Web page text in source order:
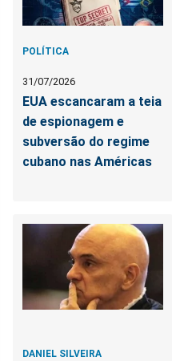
POLÍTICA
31/07/2026
EUA escancaram a teia
de espionagem e
subversão do regime
cubano nas Américas
DANIEL SILVEIRA